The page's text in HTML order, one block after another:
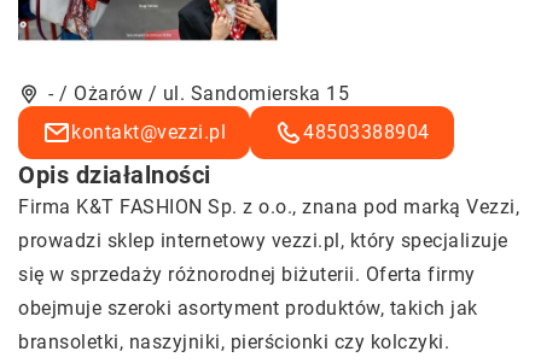
- / Ożarów / ul. Sandomierska 15
kontakt@vezzi.pl
48503388904
Opis działalności
Firma K&T FASHION Sp. z o.o., znana pod marką Vezzi,
prowadzi sklep internetowy vezzi.pl, który specjalizuje
się w sprzedaży różnorodnej biżuterii. Oferta firmy
obejmuje szeroki asortyment produktów, takich jak
bransoletki, naszyjniki, pierścionki czy kolczyki.